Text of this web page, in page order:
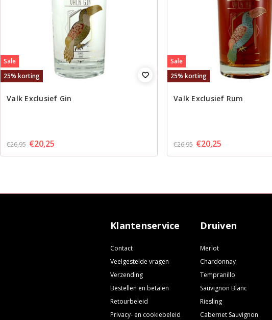
Sale
25% korting
Valk Exclusief Gin
€26,95 €20,25
Sale
25% korting
Valk Exclusief Rum
€26,95 €20,25
Klantenservice
Contact
Veelgestelde vragen
Verzending
Bestellen en betalen
Retourbeleid
Privacy- en cookiebeleid
Druiven
Merlot
Chardonnay
Tempranillo
Sauvignon Blanc
Riesling
Cabernet Sauvignon